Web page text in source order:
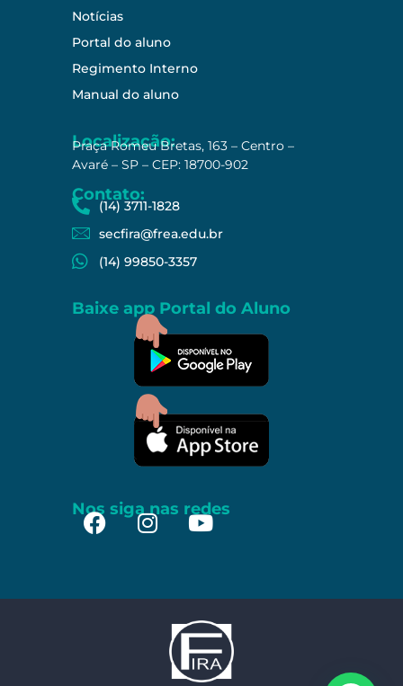
Notícias
Portal do aluno
Regimento Interno
Manual do aluno
Localização:
Praça Romeu Bretas, 163 – Centro –
Avaré – SP – CEP: 18700-902
Contato:
(14) 3711-1828
secfira@frea.edu.br
(14) 99850-3357
Baixe app Portal do Aluno
Nos siga nas redes